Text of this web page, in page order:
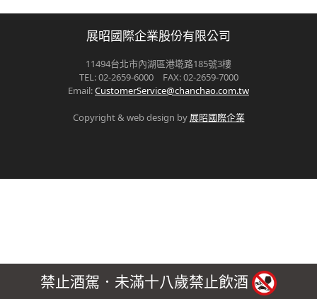
展昭國際企業股份有限公司
11494台北市內湖區港墘路185號3樓
TEL: 02-2659-6000 FAX: 02-2659-7000
Email:CustomerService@chanchao.com.tw
Copyright & web design by 展昭國際企業
禁止酒駕．未滿十八歲禁止飲酒